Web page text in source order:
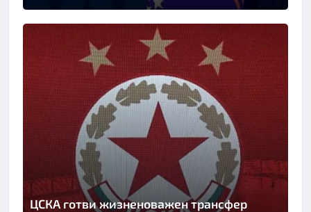
ЦСКА готви жизненоважен трансфер